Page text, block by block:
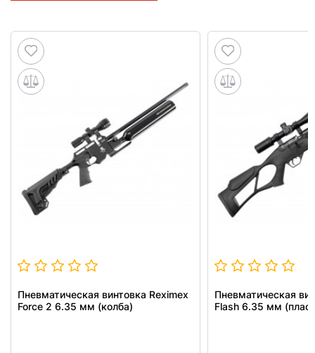
Пневматическая винтовка Reximex
Force 2 6.35 мм (колба)
Пневматическая
Flash 6.35 мм